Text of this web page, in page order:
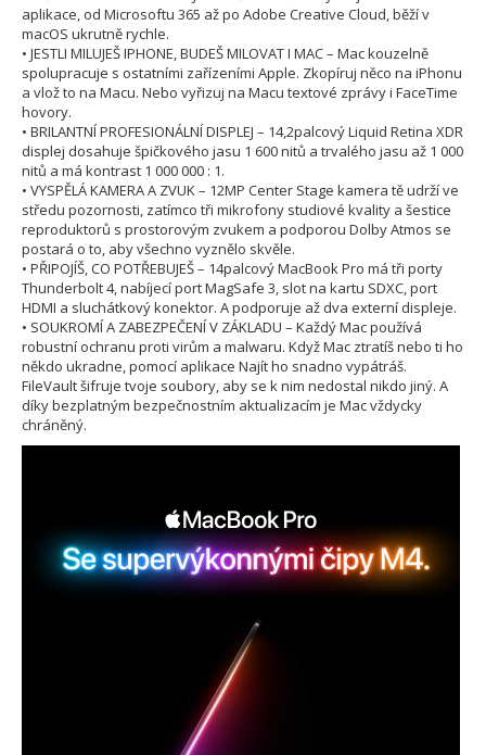
aplikace, od Microsoftu 365 až po Adobe Creative Cloud, běží v
macOS ukrutně rychle.
• JESTLI MILUJEŠ IPHONE, BUDEŠ MILOVAT I MAC – Mac kouzelně
spolupracuje s ostatními zařízeními Apple. Zkopíruj něco na iPhonu
a vlož to na Macu. Nebo vyřizuj na Macu textové zprávy i FaceTime
hovory.
• BRILANTNÍ PROFESIONÁLNÍ DISPLEJ – 14,2palcový Liquid Retina XDR
displej dosahuje špičkového jasu 1 600 nitů a trvalého jasu až 1 000
nitů a má kontrast 1 000 000 : 1.
• VYSPĚLÁ KAMERA A ZVUK – 12MP Center Stage kamera tě udrží ve
středu pozornosti, zatímco tři mikrofony studiové kvality a šestice
reproduktorů s prostorovým zvukem a podporou Dolby Atmos se
postará o to, aby všechno vyznělo skvěle.
• PŘIPOJÍŠ, CO POTŘEBUJEŠ – 14palcový MacBook Pro má tři porty
Thunderbolt 4, nabíjecí port MagSafe 3, slot na kartu SDXC, port
HDMI a sluchátkový konektor. A podporuje až dva externí displeje.
• SOUKROMÍ A ZABEZPEČENÍ V ZÁKLADU – Každý Mac používá
robustní ochranu proti virům a malwaru. Když Mac ztratíš nebo ti ho
někdo ukradne, pomocí aplikace Najít ho snadno vypátráš.
FileVault šifruje tvoje soubory, aby se k nim nedostal nikdo jiný. A
díky bezplatným bezpečnostním aktualizacím je Mac vždycky
chráněný.